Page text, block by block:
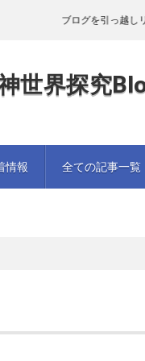
世界探究
情報 全ての記事一覧
ブログを引っ越しリ